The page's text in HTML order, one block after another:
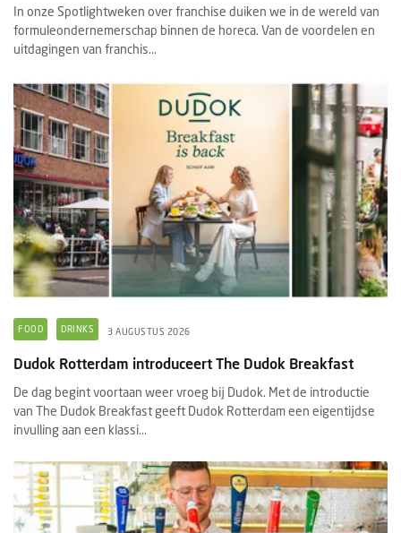
In onze Spotlightweken over franchise duiken we in de wereld van
formuleondernemerschap binnen de horeca. Van de voordelen en
uitdagingen van franchis...
FOOD DRINKS 3 AUGUSTUS 2026
Dudok Rotterdam introduceert The Dudok Breakfast
De dag begint voortaan weer vroeg bij Dudok. Met de introductie
van The Dudok Breakfast geeft Dudok Rotterdam een eigentijdse
invulling aan een klassi...